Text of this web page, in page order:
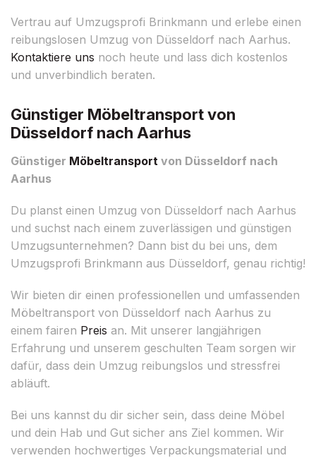
Vertrau auf Umzugsprofi Brinkmann und erlebe einen
reibungslosen Umzug von Düsseldorf nach Aarhus.
Kontaktiere uns noch heute und lass dich kostenlos
und unverbindlich beraten.
Günstiger Möbeltransport von
Düsseldorf nach Aarhus
Günstiger Möbeltransport von Düsseldorf nach
Aarhus
Du planst einen Umzug von Düsseldorf nach Aarhus
und suchst nach einem zuverlässigen und günstigen
Umzugsunternehmen? Dann bist du bei uns, dem
Umzugsprofi Brinkmann aus Düsseldorf, genau richtig!
Wir bieten dir einen professionellen und umfassenden
Möbeltransport von Düsseldorf nach Aarhus zu
einem fairen Preis an. Mit unserer langjährigen
Erfahrung und unserem geschulten Team sorgen wir
dafür, dass dein Umzug reibungslos und stressfrei
abläuft.
Bei uns kannst du dir sicher sein, dass deine Möbel
und dein Hab und Gut sicher ans Ziel kommen. Wir
verwenden hochwertiges Verpackungsmaterial und